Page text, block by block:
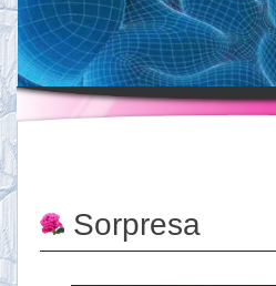
Uscite
Eventi
News
ServiziSorpresa